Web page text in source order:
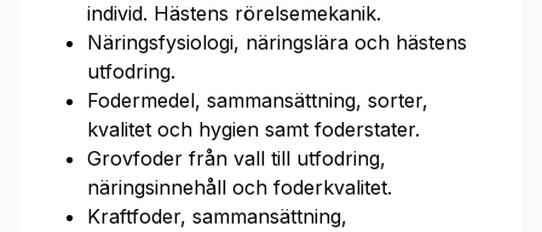
individ. Hästens rörelsemekanik.
Näringsfysiologi, näringslära och hästens
utfodring.
Fodermedel, sammansättning, sorter,
kvalitet och hygien samt foderstater.
Grovfoder från vall till utfodring,
näringsinnehåll och foderkvalitet.
Kraftfoder, sammansättning,